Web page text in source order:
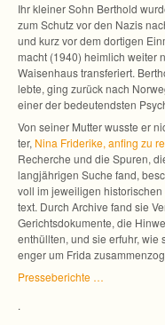
Ihr klei­ner Sohn Bert­hold
zum Schutz vor den Nazis
und kurz vor dem dor­ti­gen
macht (1940) heim­lich wei­ter
Wai­sen­haus trans­fe­riert.
lebte, ging zurück nach
einer der bedeu­tends­ten
Von sei­ner Mut­ter wusste er
ter, Nina Fri­de­rike, anfing zu
Recher­che und die Spu­ren,
lang­jäh­ri­gen Suche fand,
voll im jewei­li­gen
text. Durch Archive fand sie
Gerichts­do­ku­mente, die
ent­hüll­ten, und sie erfuhr, wie
enger um Frida
Pres­se­be­richte …
.